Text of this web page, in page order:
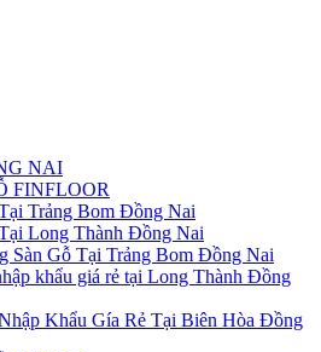
NAI
FINFLOOR
Trảng Bom Đồng Nai
Long Thành Đồng Nai
Sàn Gỗ Tại Trảng Bom Đồng Nai
khẩu giá rẻ tại Long Thành Đồng
Khẩu Gía Rẻ Tại Biên Hòa Đồng